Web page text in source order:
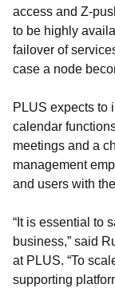
access and Z-
to be highly
failover of
case a node
PLUS expects to
calendar
meetings and a
management
and users with
“It is essential to
business,” said
at PLUS. “To
supporting